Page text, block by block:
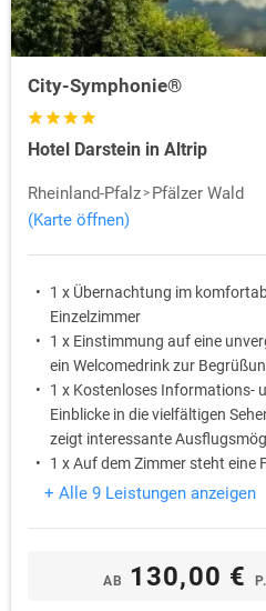
City-Symphonie®
Hotel Darstein in Altrip
Rheinland-Pfalz
Pfälzer Wald
(Karte öffnen)
1 x Übernachtung im
Einzelzimmer
1 x Einstimmung auf eine
ein Welcomedrink zur
1 x Kostenloses Informations-
Einblicke in die vielfältigen
zeigt interessante
1 x Auf dem Zimmer steht eine
1 x Ein süßes Betthupferl
+ Alle 9 Leistungen anzeigen
AB 130,00 €